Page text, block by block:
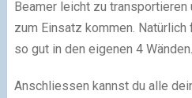
Beamer leicht zu transportieren
zum Einsatz kommen. Natürlich
so gut in den eigenen 4 Wänden.
Anschliessen kannst du alle